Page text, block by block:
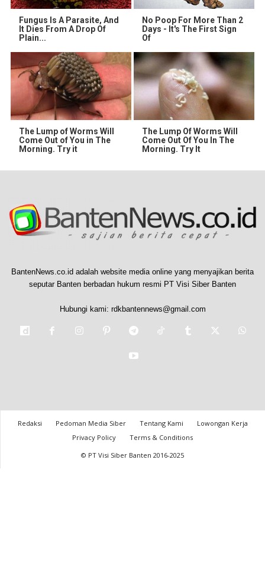
Fungus Is A Parasite, And
It Dies From A Drop Of
Plain...
No Poop For More Than 2
Days - It's The First Sign
Of
The Lump of Worms Will
Come Out of You in The
Morning. Try it
The Lump Of Worms Will
Come Out Of You In The
Morning. Try It
BantenNews.co.id adalah website media online yang menyajikan berita
seputar Banten berbadan hukum resmi PT Visi Siber Banten
Hubungi kami: rdkbantennews@gmail.com
Redaksi Pedoman Media Siber Tentang Kami
Lowongan Kerja
Privacy Policy
Terms & Conditions
© PT Visi Siber Banten 2016-2025